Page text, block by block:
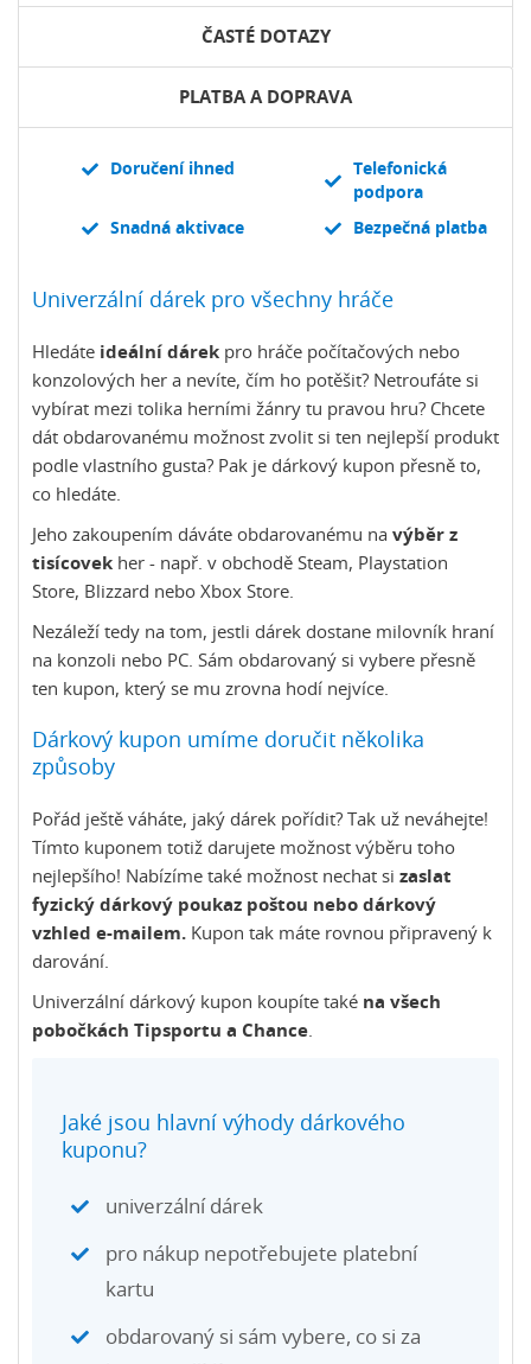
ČASTÉ DOTAZY
PLATBA A DOPRAVA
Doručení ihned
Telefonická
podpora
Snadná aktivace Bezpečná platba
Univerzální dárek pro všechny hráče
Hledáte ideální dárek pro hráče počítačových nebo
konzolových her a nevíte, čím ho potěšit? Netroufáte si
vybírat mezi tolika herními žánry tu pravou hru? Chcete
dát obdarovanému možnost zvolit si ten nejlepší produkt
podle vlastního gusta? Pak je dárkový kupon přesně to,
co hledáte.
Jeho zakoupením dáváte obdarovanému na výběr z
tisícovek her - např. v obchodě Steam, Playstation
Store, Blizzard nebo Xbox Store.
Nezáleží tedy na tom, jestli dárek dostane milovník hraní
na konzoli nebo PC. Sám obdarovaný si vybere přesně
ten kupon, který se mu zrovna hodí nejvíce.
Dárkový kupon umíme doručit několika
způsoby
Pořád ještě váháte, jaký dárek pořídit? Tak už neváhejte!
Tímto kuponem totiž darujete možnost výběru toho
nejlepšího! Nabízíme také možnost nechat si zaslat
fyzický dárkový poukaz poštou nebo dárkový
vzhled e-mailem. Kupon tak máte rovnou připravený k
darování.
Univerzální dárkový kupon koupíte také na všech
pobočkách Tipsportu a Chance.
Jaké jsou hlavní výhody dárkového
kuponu?
univerzální dárek
pro nákup nepotřebujete platební
kartu
obdarovaný si sám vybere, co si za